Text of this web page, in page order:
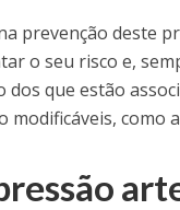
prevenção deste
o seu risco e,
dos que estão
como